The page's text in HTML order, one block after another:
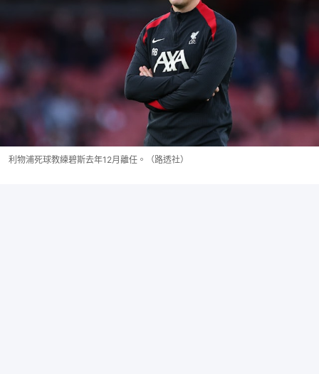
利物浦死球教練碧斯去年12月離任。（路透社）